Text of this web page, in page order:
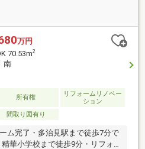
万円
70.53m2
南
所有権
リフォームリノベー
ション
間取り図有り
ム完了・多治見駅まで徒歩7分で
華小学校まで徒歩9分・リフォ